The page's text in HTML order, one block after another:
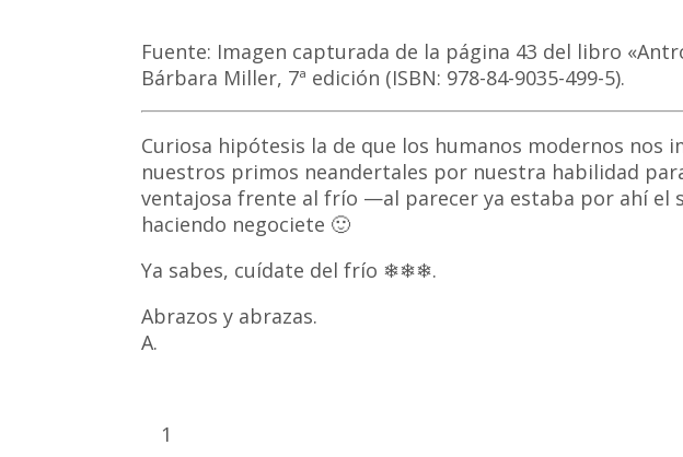
Fuente: Imagen capturada de la página 43 del libro
Bárbara Miller, 7ª edición (ISBN: 978-84-9035-499-5).
Curiosa hipótesis la de que los humanos modernos nos
nuestros primos neandertales por nuestra habilidad
ventajosa frente al frío —al parecer ya estaba por ahí el
haciendo negociete 🙂
Ya sabes, cuídate del frío ❄❄❄.
Abrazos y abrazas.
A.
1